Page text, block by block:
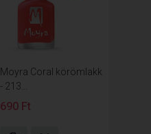
Moyra Coral körömlakk
- 213...
690 Ft